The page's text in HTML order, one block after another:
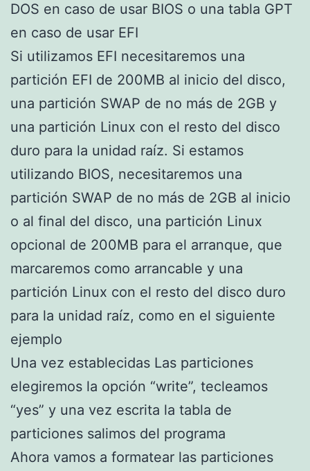
DOS en caso de usar BIOS o una tabla GPT
en caso de usar EFI
Si utilizamos EFI necesitaremos una
partición EFI de 200MB al inicio del disco,
una partición SWAP de no más de 2GB y
una partición Linux con el resto del disco
duro para la unidad raíz. Si estamos
utilizando BIOS, necesitaremos una
partición SWAP de no más de 2GB al inicio
o al final del disco, una partición Linux
opcional de 200MB para el arranque, que
marcaremos como arrancable y una
partición Linux con el resto del disco duro
para la unidad raíz, como en el siguiente
ejemplo
Una vez establecidas Las particiones
elegiremos la opción “write”, tecleamos
“yes” y una vez escrita la tabla de
particiones salimos del programa
Ahora vamos a formatear las particiones